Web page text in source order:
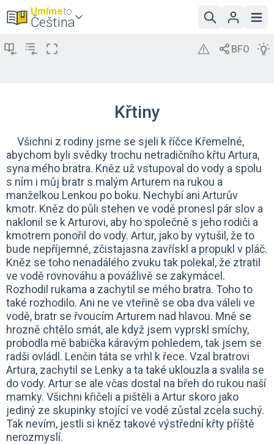
Umímeto
Čeština
Křtiny
Všichni z rodiny jsme se sjeli k říčce Křemelné,
abychom byli svědky trochu netradičního křtu Artura,
syna mého bratra. Kněz už vstupoval do vody a spolu
s ním i můj bratr s malým Arturem na rukou a
manželkou Lenkou po boku. Nechybí ani Arturův
kmotr. Kněz do půli stehen ve vodě pronesl pár slov a
naklonil se k Arturovi, aby ho společně s jeho rodiči a
kmotrem ponořil do vody. Artur, jako by vytušil, že to
bude nepříjemné, zčistajasna zavřískl a propukl v pláč.
Kněz se toho nenadálého zvuku tak polekal, že ztratil
ve vodě rovnováhu a povážlivě se zakymácel.
Rozhodil rukama a zachytil se mého bratra. Toho to
také rozhodilo. Ani ne ve vteřině se oba dva váleli ve
vodě, bratr se řvoucím Arturem nad hlavou. Mně se
hrozně chtělo smát, ale když jsem vyprskl smíchy,
probodla mě babička káravým pohledem, tak jsem se
radši ovládl. Lenčin táta se vrhl k řece. Vzal bratrovi
Artura, zachytil se Lenky a ta také uklouzla a svalila se
do vody. Artur se ale včas dostal na břeh do rukou naší
mamky. Všichni křičeli a pištěli a Artur skoro jako
jediný ze skupinky stojící ve vodě zůstal zcela suchý.
Tak nevím, jestli si kněz takové výstřední křty příště
nerozmyslí.